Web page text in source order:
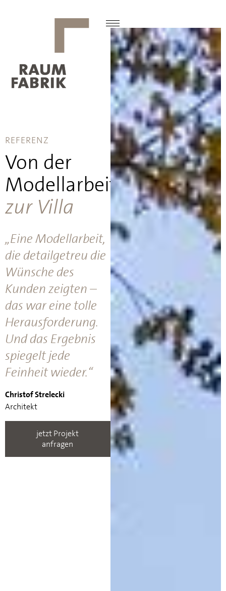
REFERENZ
Von der
Modellarbeit
zur Villa
„Eine Modellarbeit,
die detailgetreu die
Wünsche des
Kunden zeigten –
das war eine tolle
Herausforderung.
Und das Ergebnis
spiegelt jede
Feinheit wieder.“
Christof Strelecki
Architekt
jetzt Projekt
anfragen